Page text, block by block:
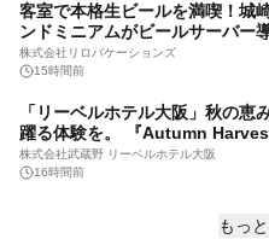
ワイヤーレースベアリング市場
2032年に219百万米ドル規模へ
YH Research株式会社
11時間前
推しパフェ総選挙を初開催！「
Favorite ～秋のパフェ食べ放題
福岡サンパレス ホテル＆ホール
12時間前
ト
(一社)鉾田市観光物産協会
13時間前
＜事前案内＞『造形制作＆彫刻
東京都北区
13時間前
一日の終わりに中之島へショー
客室で本格生ビールを満喫！城
ンドミニアムがビールサーバー
泊プランが対象
株式会社リロバケーションズ
15時間前
「リーベルホテル大阪」秋の恵
躍る体験を。 『Autumn
りの秋を楽しむ ディナー&スイ
～』を9月18日より開催！
株式会社武蔵野 リーベルホテル大阪
16時間前
ごちそうメニューとお得なセッ
もっ